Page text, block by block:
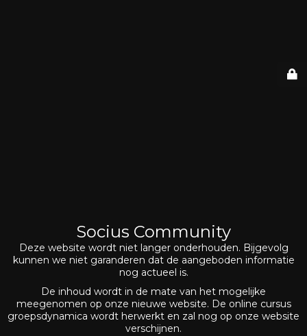
Socius Community
Deze website wordt niet langer onderhouden. Bijgevolg
kunnen we niet garanderen dat de aangeboden informatie
nog actueel is.
De inhoud wordt in de mate van het mogelijke
meegenomen op onze nieuwe website. De online cursus
groepsdynamica wordt herwerkt en zal nog op onze website
verschijnen.